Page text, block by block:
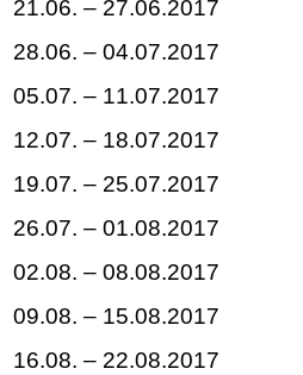
21.06. – 27.06.2017
28.06. – 04.07.2017
05.07. – 11.07.2017
12.07. – 18.07.2017
19.07. – 25.07.2017
26.07. – 01.08.2017
02.08. – 08.08.2017
09.08. – 15.08.2017
16.08. – 22.08.2017